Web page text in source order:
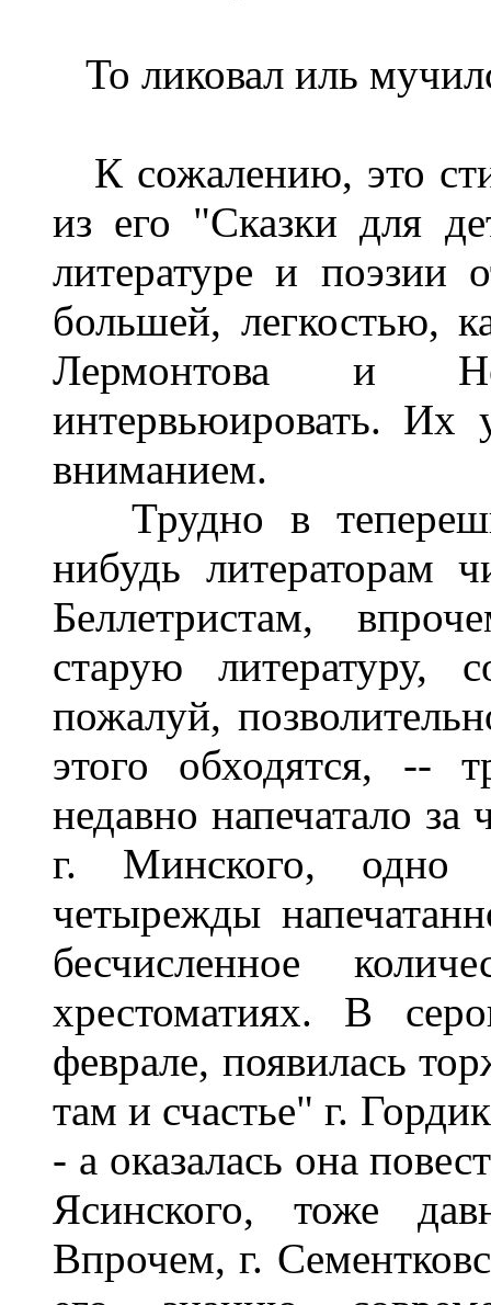
То ликовал иль
К сожалению, это
из его "Сказки для
литературе и поэзии
большей, легкостью,
Лермонтова и
интервьюировать. Их
вниманием.
Трудно в
нибудь литераторам
Беллетристам,
старую литературу,
пожалуй,
этого обходятся, --
недавно напечатало
г. Минского, одно
четырежды
бесчисленное
хрестоматиях. В
феврале, появилась
там и счастье" г.
- а оказалась она
Ясинского, тоже
Впрочем, г.